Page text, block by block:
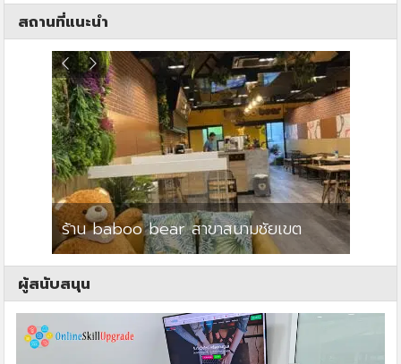
สถานที่แนะนำ
ร้าน baboo bear สาขาสนามชัยเขต
ผู้สนับสนุน